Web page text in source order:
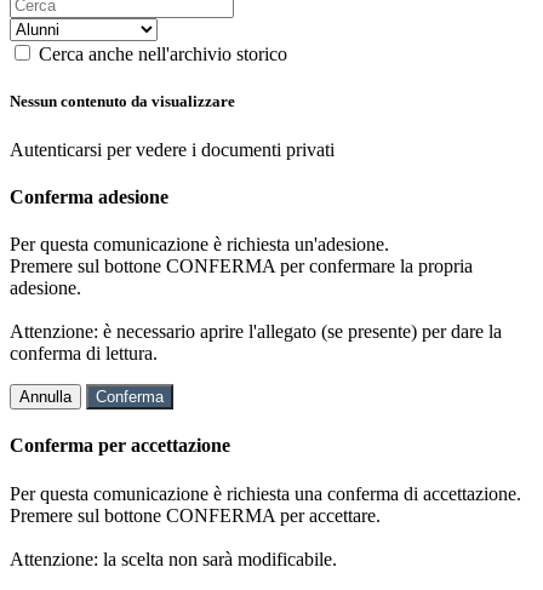
Cerca anche nell'archivio storico
Nessun contenuto da visualizzare
Autenticarsi per vedere i documenti privati
Conferma adesione
Per questa comunicazione è richiesta un'adesione.
Premere sul bottone CONFERMA per confermare la propria
adesione.
Attenzione: è necessario aprire l'allegato (se presente) per dare la
conferma di lettura.
Annulla Conferma
Conferma per accettazione
Per questa comunicazione è richiesta una conferma di accettazione.
Premere sul bottone CONFERMA per accettare.
Attenzione: la scelta non sarà modificabile.